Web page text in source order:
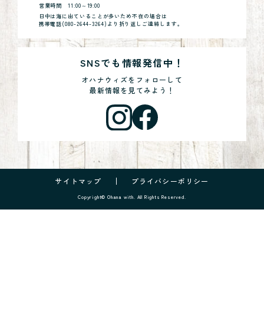
営業時間11:00～19:00
日中は海に出ていることが多いため不在の場合は
携帯電話(080-2644-3264)より折り返しご連絡します。
SNSでも情報発信中！
オハナウィズをフォローして
最新情報を見てみよう！
サイトマップ プライバシーポリシー
Copyright© Ohana with. All Rights Reserved.